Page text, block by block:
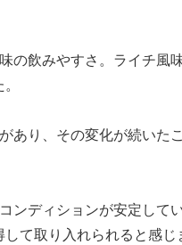
の飲みやすさ。ライチ風
あり、その変化が続いた
ンディションが安定して
て取り入れられると感じ